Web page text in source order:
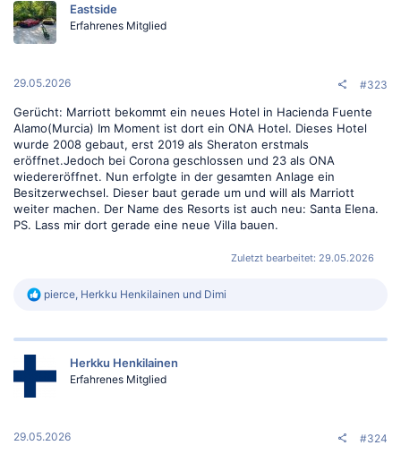
i
o
n
:
Eastside
Erfahrenes Mitglied
29.05.2026 #323
Gerücht: Marriott bekommt ein neues Hotel in Hacienda Fuente
Alamo(Murcia) Im Moment ist dort ein ONA Hotel. Dieses Hotel
wurde 2008 gebaut, erst 2019 als Sheraton erstmals
eröffnet.Jedoch bei Corona geschlossen und 23 als ONA
wiedereröffnet. Nun erfolgte in der gesamten Anlage ein
Besitzerwechsel. Dieser baut gerade um und will als Marriott
weiter machen. Der Name des Resorts ist auch neu: Santa Elena.
PS. Lass mir dort gerade eine neue Villa bauen.
Zuletzt bearbeitet: 29.05.2026
R
k
o
:
pierce, Herkku Henkilainen und Dimi
Herkku Henkilainen
Erfahrenes Mitglied
29.05.2026 #324